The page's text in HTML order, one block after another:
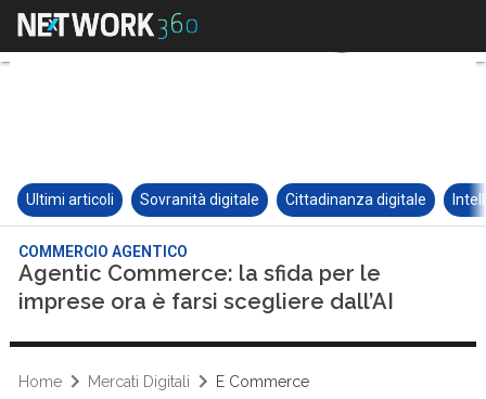
Ultimi articoli Sovranità digitale Cittadinanza digitale
COMMERCIO AGENTICO
Agentic Commerce: la sfida per le
imprese ora è farsi scegliere dall’AI
Home Mercati Digitali E Commerce